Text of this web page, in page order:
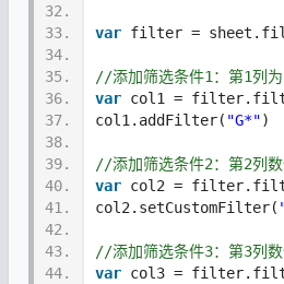
32.
33.
34.
35.
36.
37.
38.
39.
40.
41.
42.
43.
44.
var filter =
//添加筛选条件1：第1列
var col1 =
col1.addFilter( "G*")
//添加筛选条件2：第2列
var col2 =
col2.setCustomFilter(
//添加筛选条件3：第3列
var col3 =